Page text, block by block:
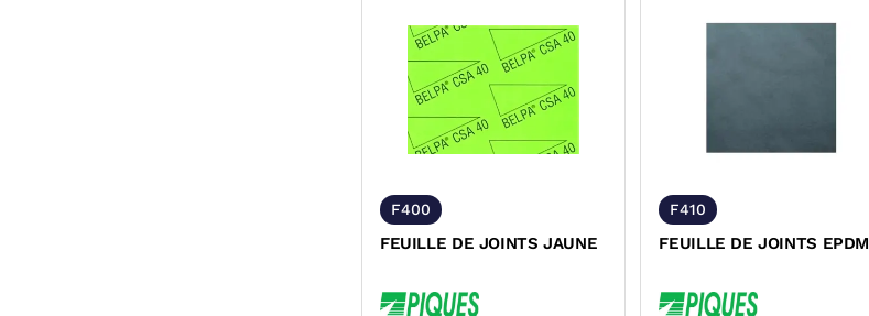
F400
FEUILLE DE JOINTS JAUNE
F410
FEUILLE DE JOINTS EPDM